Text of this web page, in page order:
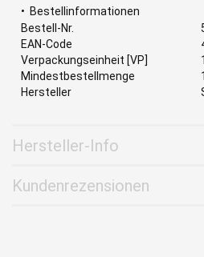
• Bestellinformationen
Bestell-Nr.
EAN-Code
Verpackungseinheit [VP]
Mindestbestellmenge
Hersteller
Hersteller-Info
Kundenrezensionen